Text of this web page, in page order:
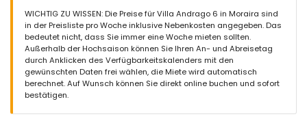
Außenbereich der Villa
Großes und abgeschlossenes Grundstück
Beheizter privater Pool, 10 m x 5 m groß und 2 m tief
Schöner Rasen mit Kies, Bäumen und Gartenmöbeln mit
Sonnenliegen
Spielplatz
3 Terrassen, davon 2 überdacht
Außenküche und Grill
WICHTIG ZU WISSEN: Die Preise für Villa Andrago 6 in Moraira sind
in der Preisliste pro Woche inklusive Nebenkosten angegeben. Das
bedeutet nicht, dass Sie immer eine Woche mieten sollten.
Außerhalb der Hochsaison können Sie Ihren An- und Abreisetag
durch Anklicken des Verfügbarkeitskalenders mit den
gewünschten Daten frei wählen, die Miete wird automatisch
berechnet. Auf Wunsch können Sie direkt online buchen und sofort
bestätigen.